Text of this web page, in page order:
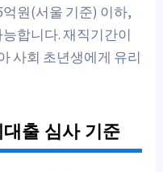
원(서울 기준) 이하,
합니다. 재직기간이
사회 초년생에게 유리
출 심사 기준